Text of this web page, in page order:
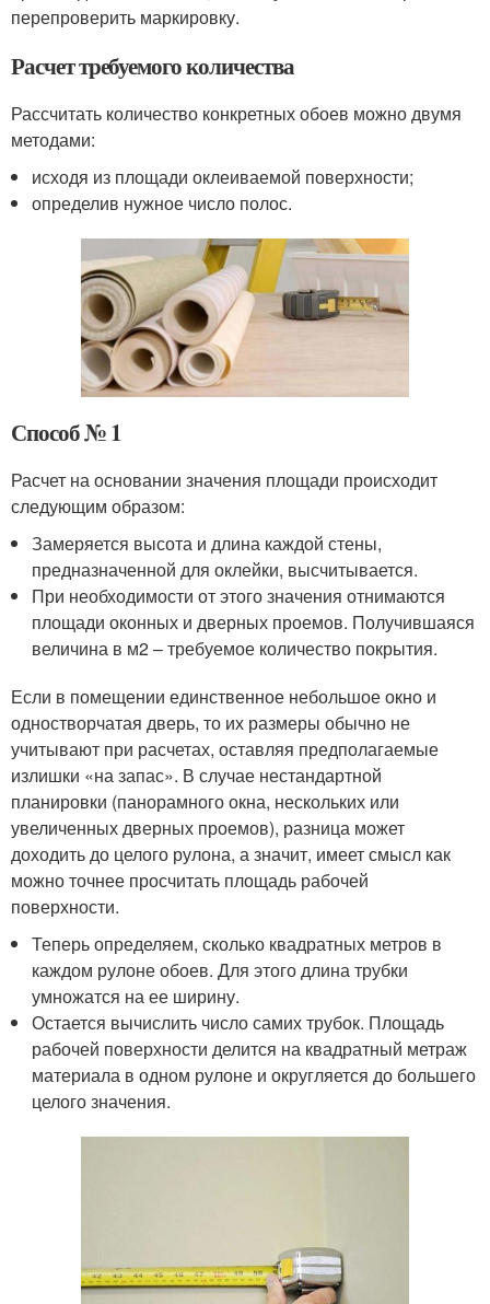
перепроверить маркировку.
Расчет требуемого количества
Рассчитать количество конкретных обоев можно двумя
методами:
исходя из площади оклеиваемой поверхности;
определив нужное число полос.
Способ № 1
Расчет на основании значения площади происходит
следующим образом:
Замеряется высота и длина каждой стены,
предназначенной для оклейки, высчитывается.
При необходимости от этого значения отнимаются
площади оконных и дверных проемов. Получившаяся
величина в м2 – требуемое количество покрытия.
Если в помещении единственное небольшое окно и
одностворчатая дверь, то их размеры обычно не
учитывают при расчетах, оставляя предполагаемые
излишки «на запас». В случае нестандартной
планировки (панорамного окна, нескольких или
увеличенных дверных проемов), разница может
доходить до целого рулона, а значит, имеет смысл как
можно точнее просчитать площадь рабочей
поверхности.
Теперь определяем, сколько квадратных метров в
каждом рулоне обоев. Для этого длина трубки
умножатся на ее ширину.
Остается вычислить число самих трубок. Площадь
рабочей поверхности делится на квадратный метраж
материала в одном рулоне и округляется до большего
целого значения.